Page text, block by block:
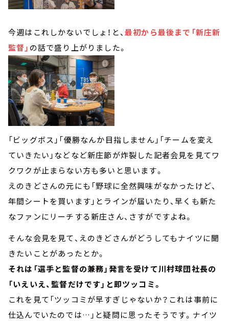
今週はこれしかないでしょ！と、 最初から最後まで「新庄新
監督」 の話で盛り上がりました。
「ビッグボス」「優勝なんか目指しません」「チームを変え
ていきたい」などなど新庄節が炸裂した記者会見を見てワ
クワクが止まらない方も多いと思います。
えのきどさんの元にも「野球に全然興味がなかったけど、
年間シートを買います」とラインが届いたり、早くも新た
なファンにリーチする新庄さん、さすがですよね。
そんな会見を見て、えのきどさんがどうしてもナイツに聞
きたいことがあったとか。
それは「選手と監督の兼務」発言を受けて川村球団社長の
「いえいえ、監督だけです」と即ツッコミ。
これを見て「ツッコミが早すぎじゃないか？これは事前に
仕込んでいたのでは…」と疑問に思ったそうです。ナイツ